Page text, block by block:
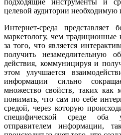
целевой аудитории
Интернет-среда представляет
маркетологу, чем традиционные
за того, что является
получить незамедлительную
действия, коммуницируя и
этом улучшается
информации сильно
множество свойств, таких как
понимать, что сам по себе
средой, через которую
специфической среде оба
отправителем информации,